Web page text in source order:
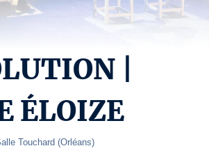
|
ÉLOIZE
Touchard (Orléans)